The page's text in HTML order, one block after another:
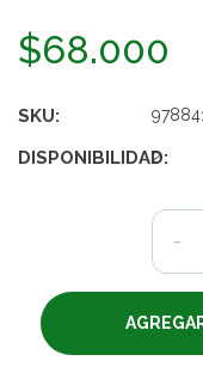
$68.000
SKU:
DISPONIBILIDAD:
2
-